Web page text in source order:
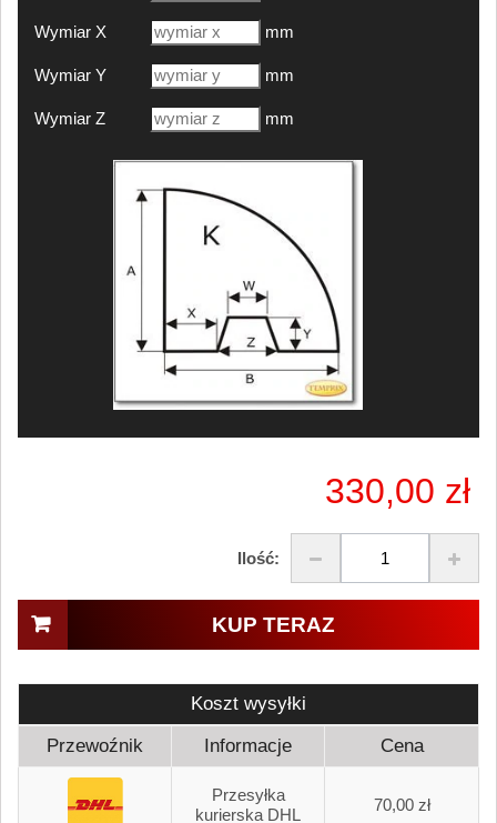
Wymiar X mm
Wymiar Y mm
Wymiar Z mm
330,00 zł
Ilość:
KUP TERAZ
Koszt wysyłki
Przewoźnik
Informacje Cena
Przesyłka
kurierska DHL
70,00 zł